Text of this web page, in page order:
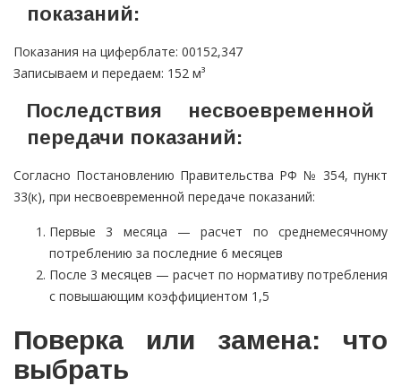
показаний:
Показания на циферблате: 00152,347
Записываем и передаем: 152 м³
Последствия несвоевременной
передачи показаний:
Согласно Постановлению Правительства РФ № 354, пункт
33(к), при несвоевременной передаче показаний:
Первые 3 месяца — расчет по среднемесячному
потреблению за последние 6 месяцев
После 3 месяцев — расчет по нормативу потребления
с повышающим коэффициентом 1,5
Поверка или замена: что
выбрать